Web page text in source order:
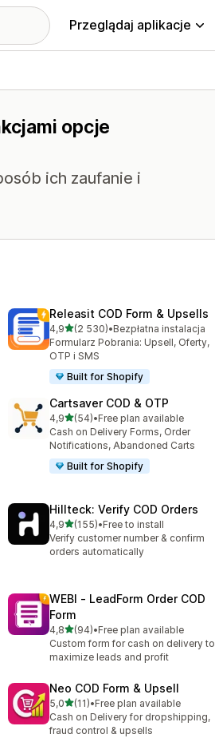
Przeglądaj aplikacje
opcje
ich zaufanie i
Releasit COD Form & Upsells
4,9na 5 gwiazdek
(2 530)
Łączna liczba recenzji: 2530
•Bezpłatna instalacja
Formularz Pobrania: Upsell, Oferty,
OTP i SMS
Built for Shopify
Cartsaver COD & OTP
4,9na 5 gwiazdek
(54)
Łączna liczba recenzji: 54
•Free plan available
Cash on Delivery Forms, Order
Notifications, Abandoned Carts
Built for Shopify
Hillteck: Verify COD Orders
4,9na 5 gwiazdek
(155)
Łączna liczba recenzji: 155
•Free to install
Verify customer number & confirm
orders automatically
WEBI ‑ LeadForm Order COD
Form
4,8na 5 gwiazdek
(94)
Łączna liczba recenzji: 94
•Free plan available
Custom form for cash on delivery to
maximize leads and profit
Neo COD Form & Upsell
5,0na 5 gwiazdek
(11)
Łączna liczba recenzji: 11
•Free plan available
Cash on Delivery for dropshipping,
fraud control & upsells